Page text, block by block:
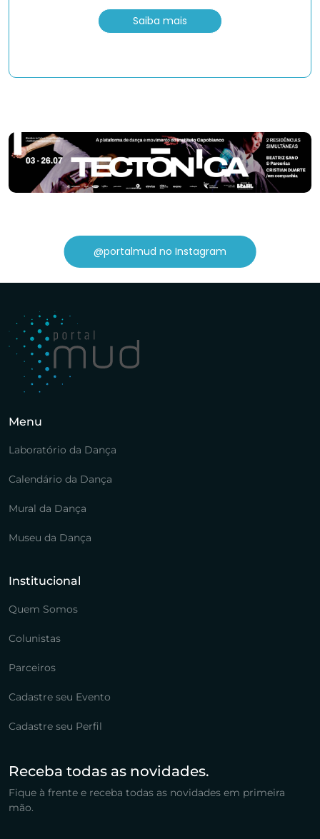
Saiba mais
@portalmud no Instagram
Menu
Laboratório da Dança
Calendário da Dança
Mural da Dança
Museu da Dança
Institucional
Quem Somos
Colunistas
Parceiros
Cadastre seu Evento
Cadastre seu Perfil
Receba todas as novidades.
Fique à frente e receba todas as novidades em primeira
mão.